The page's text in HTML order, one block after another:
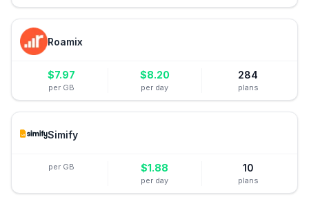
Roamix
$7.97
per GB
$8.20
per day
284
plans
Simify
per GB $1.88
per day
10
plans